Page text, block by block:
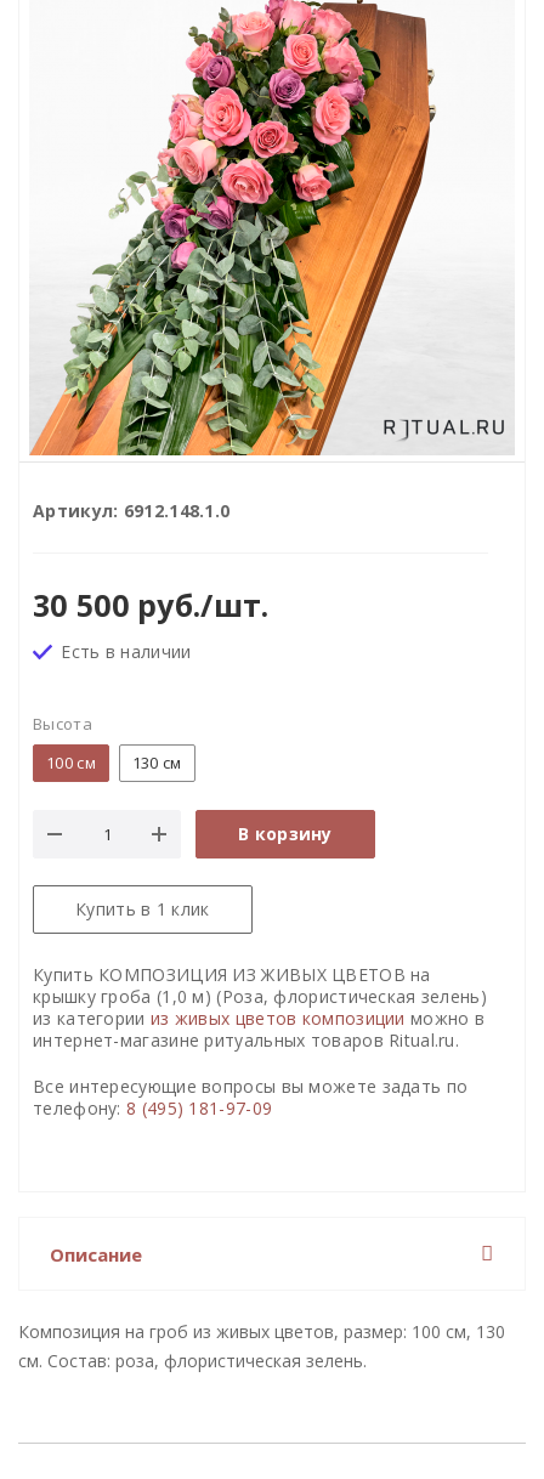
Артикул: 6912.148.1.0
30 500руб./шт.
Есть в наличии
Высота
100 см
130 см
В корзину
Купить в 1 клик
Купить КОМПОЗИЦИЯ ИЗ ЖИВЫХ ЦВЕТОВ на
крышку гроба (1,0 м) (Роза, флористическая зелень)
из категории из живых цветов композиции можно в
интернет-магазине ритуальных товаров Ritual.ru.
Все интересующие вопросы вы можете задать по
телефону: 8 (495) 181-97-09
Описание
Композиция на гроб из живых цветов, размер: 100 см, 130
см. Состав: роза, флористическая зелень.